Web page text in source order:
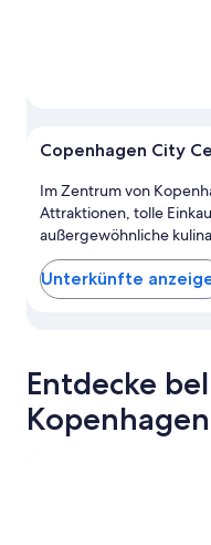
Copenhagen City
Im Zentrum von
Attraktionen, tolle
außergewöhnliche
Unterkünfte
Entdecke
Kopenhagen